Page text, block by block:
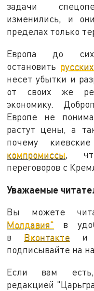
задачи
изменились, и
пределах только
Европа до
остановить
несет убытки и
от своих же
экономику.
Европе не
растут цены, а
почему
компромиссы,
переговоров с
Уважаемые
Вы можете
Молдавия" в
в Вконтактеи
подписывайте на
Если вам
редакцией